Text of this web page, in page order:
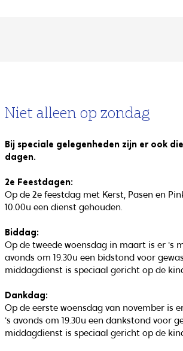
Niet alleen op zondag
Bij speciale gelegenheden zijn er ook
dagen.
2e Feestdagen:
Op de 2e feestdag met Kerst, Pasen en
10.00u een dienst gehouden.
Biddag:
Op de tweede woensdag in maart is er 's
avonds om 19.30u een bidstond voor
middagdienst is speciaal gericht op de
D‍ankdag:
Op de eerste woensdag van november is
's avonds om 19.30u een dankstond voor
middagdienst is speciaal gericht op de